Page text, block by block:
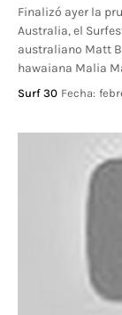
Finalizó ayer la
Australia, el
australiano Matt
hawaiana Malia
Surf 30 Fecha: